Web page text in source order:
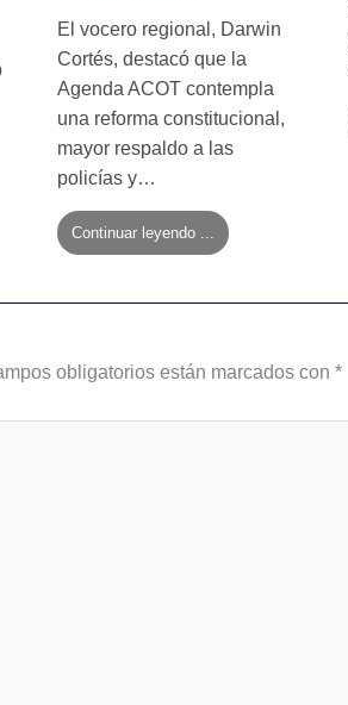
El vocero regional, Darwin
Cortés, destacó que la
Agenda ACOT contempla
una reforma constitucional,
mayor respaldo a las
policías y…
Continuar leyendo ...
obligatorios están marcados con *